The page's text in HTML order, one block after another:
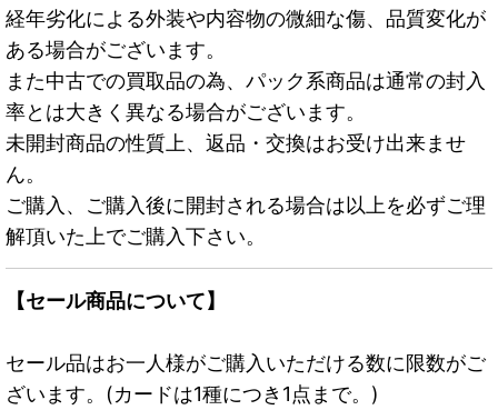
経年劣化による外装や内容物の微細な傷、品質変化が
ある場合がございます。
また中古での買取品の為、パック系商品は通常の封入
率とは大きく異なる場合がございます。
未開封商品の性質上、返品・交換はお受け出来ませ
ん。
ご購入、ご購入後に開封される場合は以上を必ずご理
解頂いた上でご購入下さい。
【セール商品について】
セール品はお一人様がご購入いただける数に限数がご
ざいます。(カードは1種につき1点まで。)